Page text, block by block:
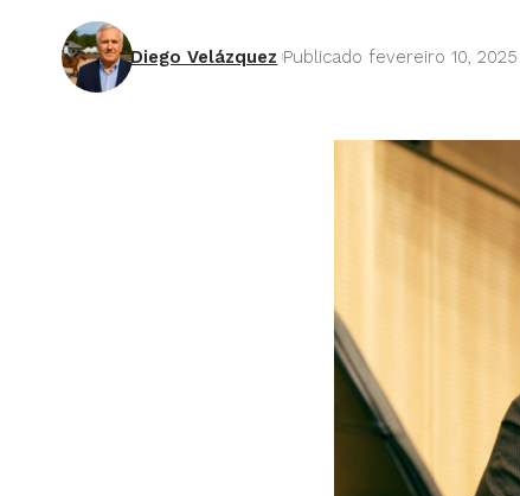
Diego Velázquez Publicado fevereiro 10, 2025